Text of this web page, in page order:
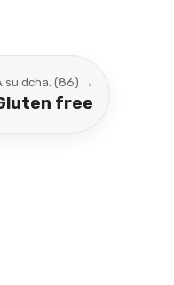
su dcha. (86) →
free